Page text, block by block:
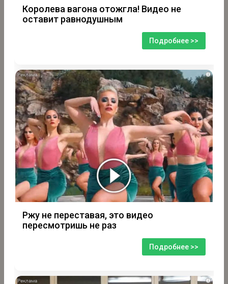
Королева вагона отожгла! Видео не
оставит равнодушным
Подробнее >>
i
Ржу не переставая, это видео
пересмотришь не раз
Подробнее >>
i